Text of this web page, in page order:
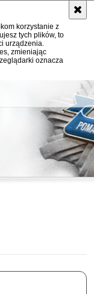
korzystanie z
tych plików, to
urządzenia.
zmieniając
oznacza